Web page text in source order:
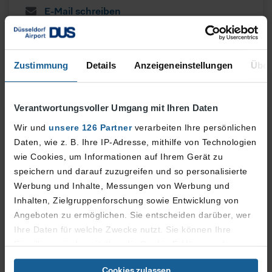
Zustimmung Details Anzeigeneinstellungen
Verantwortungsvoller Umgang mit Ihren Daten
Wir und unsere 126 Partnerverarbeiten Ihre persönlichen
Daten, wie z. B. Ihre IP-Adresse, mithilfe von Technologien
wie Cookies, um Informationen auf Ihrem Gerät zu
speichern und darauf zuzugreifen und so personalisierte
Werbung und Inhalte, Messungen von Werbung und
Inhalten, Zielgruppenforschung sowie Entwicklung von
Angeboten zu ermöglichen. Sie entscheiden darüber, wer
Ihre Daten für welche Zwecke nutzt. Sie können Ihre
Einwilligung jederzeit über die Cookie-Erklärung oder
durch Klicken auf das Privacy Trigger Symbol ändern oder
E-Mail schreiben
+ 49 (0) 211 421-20888